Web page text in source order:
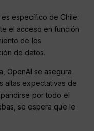
específico de Chile:
el acceso en función
de los
de datos.
OpenAI se asegura
altas expectativas de
por todo el
se espera que le